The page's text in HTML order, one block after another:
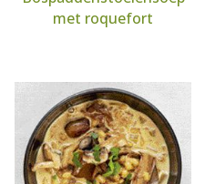
met roquefort